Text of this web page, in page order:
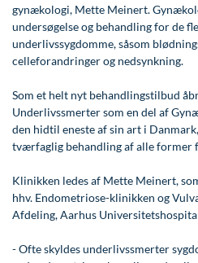
Onkologi
Plastikkirurgi
Reumatologi
Svedproblemer
Søvn
Ultralydsscanning
Øre-næse-hals
Kropsforyngelse og
Intim konturering/
Mandlig genitalområde
Kosmetisk
Kæbekirurgi
Før / efter billeder
Persondatapolitik på
Rygepolitik
Samarbejde mellem
Sengestuer
Standardbetingelser
operationer
Ventetid i det
gynækologi, Mette Meinert.
undersøgelse og behandling for de
underlivssygdomme, såsom
celleforandringer og nedsynkning.
Som et helt nyt behandlingstilbud
Underlivssmerter som en del af
den hidtil eneste af sin art i
tværfaglig behandling af alle former
Klinikken ledes af Mette Meinert,
hhv. Endometriose-klinikken og
Afdeling, Aarhus
- Ofte skyldes underlivssmerter